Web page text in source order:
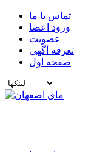
تماس با ما
ورود اعضا
عضویت
تعرفه آگهی
صفحه اول